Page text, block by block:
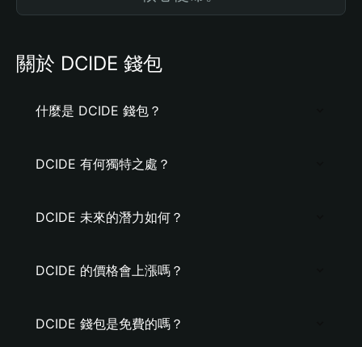
關於 DCIDE 錢包
什麼是 DCIDE 錢包？
DCIDE 有何獨特之處？
DCIDE 未來的潛力如何？
DCIDE 的價格會上漲嗎？
DCIDE 錢包是免費的嗎？